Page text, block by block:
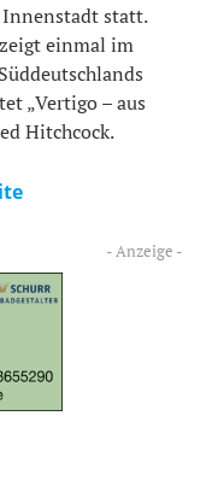
statt.
einmal im
„Vertigo – aus
Hitchcock.